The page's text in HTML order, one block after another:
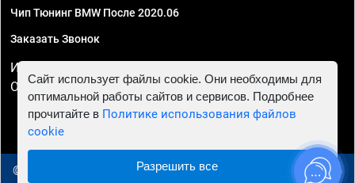
Чип Тюнинг BMW После 2020.06
Заказать Звонок
ИП Смирнов Георгий Павлович. ИНН 781302555843,
ОГРНИП 324470400032610
© 2010 - 2026 Чип тюнинг в Вологде - Автосервис "Евро
Сайт использует файлы cookie. Они необходимы для
оптимальной работы сайтов и сервисов. Подробнее
прочитайте в Политике использования файлов
cookie
Разрешить все